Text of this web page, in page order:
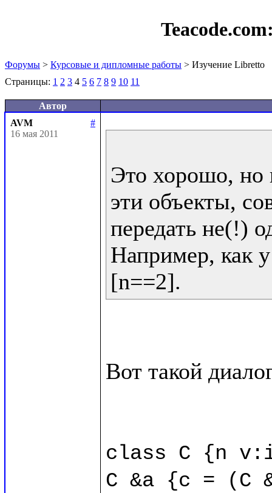
Форумы > Курсовые и дипломные работы > Изучение Libretto
Страницы: 1 2 3 4 5 6 7 8 9 10 11
Автор
AVM
#
16 мая 2011
Это хорошо, но
эти объекты,
передать не(!)
Например, как
Вот такой
class C {n
C &a {c = (C